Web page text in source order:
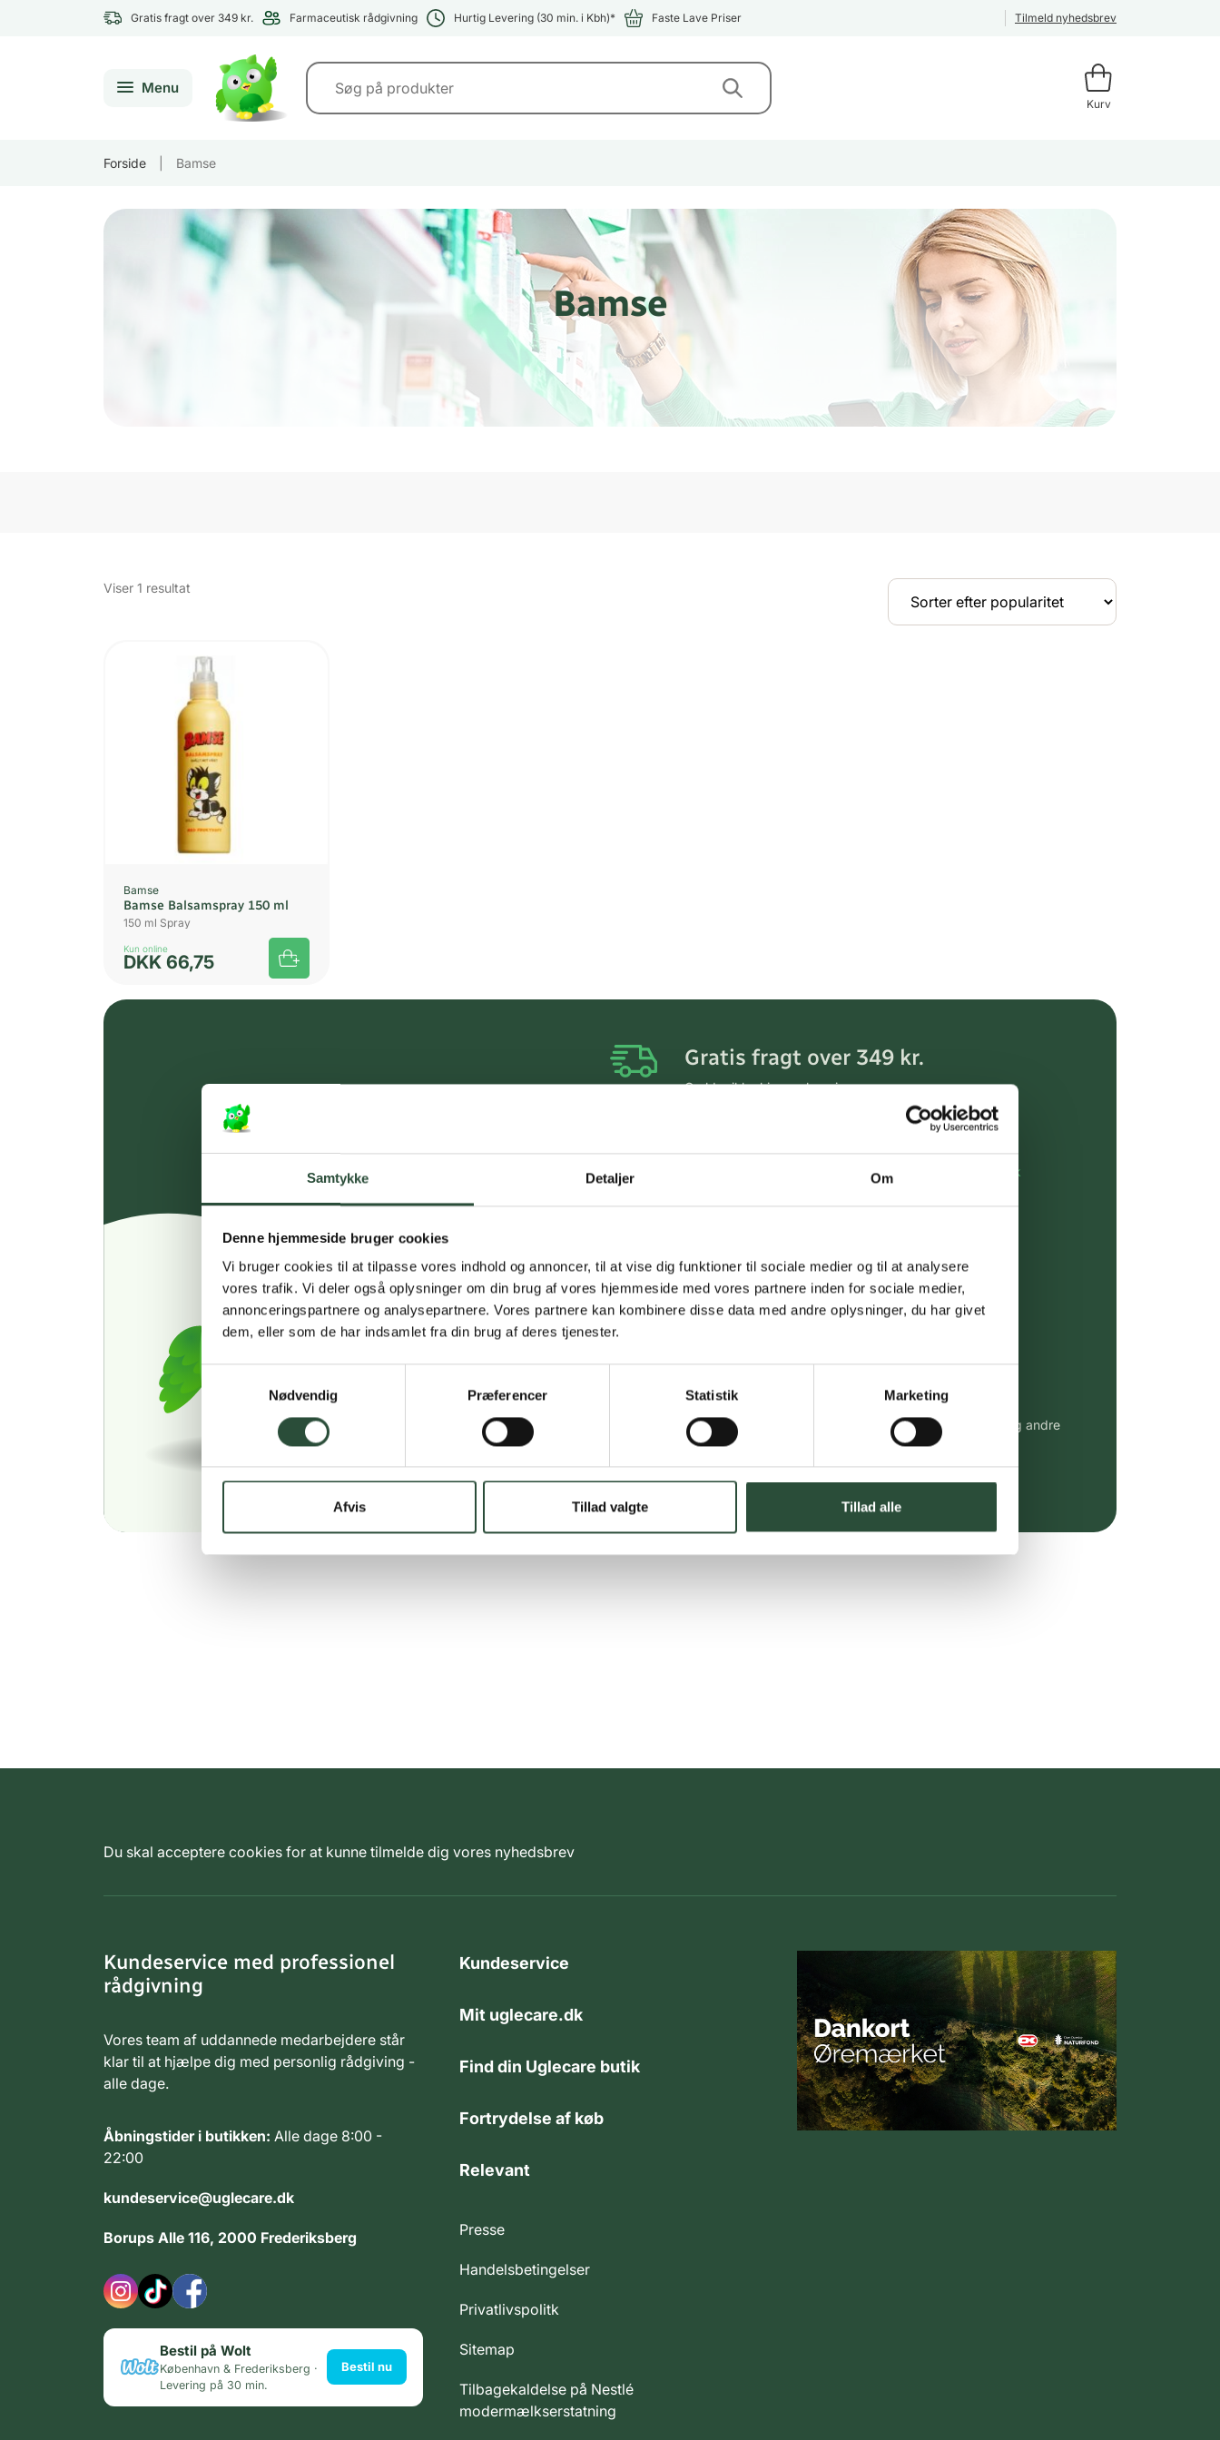
Samtykke Detaljer Om
Denne hjemmeside bruger cookies
Vi bruger cookies til at tilpasse vores indhold og annoncer, til at vise dig funktioner til sociale medier og til at analysere
vores trafik. Vi deler også oplysninger om din brug af vores hjemmeside med vores partnere inden for sociale medier,
annonceringspartnere og analysepartnere. Vores partnere kan kombinere disse data med andre oplysninger, du har givet
dem, eller som de har indsamlet fra din brug af deres tjenester.
Nødvendig
Præferencer Statistik Marketing
Afvis Tillad valgte Tillad alle
Gratis fragt over 349 kr. Farmaceutisk rådgivning Hurtig Levering (30 min. i Kbh)* Faste Lave Priser Tilmeld nyhedsbrev
Menu
Kurv
Forside Bamse
Bamse
Viser 1 resultat
Bamse
Bamse Balsamspray 150 ml
150 ml Spray
Kun online
DKK 66,75
Gratis fragt over 349 kr.
Gælder ikke hjemmelevering
kundeservice@uglecare.dk
Faste lave priser*
Stort udvalg af kendte produkter
Vi tilbyder et stort udvalg af kendte cremer, vitaminer og andre
spændende produkter – altid til fast lav pris.
Læs mere om Uglecare.dk her
Du skal acceptere cookies for at kunne tilmelde dig vores nyhedsbrev
Kundeservice med professionel
rådgivning
Vores team af uddannede medarbejdere står
klar til at hjælpe dig med personlig rådgiving -
alle dage.
Åbningstider i butikken: Alle dage 8:00 -
22:00
kundeservice@uglecare.dk
Borups Alle 116, 2000 Frederiksberg
Bestil på Wolt
København & Frederiksberg ·
Levering på 30 min.
Bestil nu
Kundeservice
Mit uglecare.dk
Find din Uglecare butik
Fortrydelse af køb
Relevant
Presse
Handelsbetingelser
Privatlivspolitk
Sitemap
Tilbagekaldelse på Nestlé
modermælkserstatning